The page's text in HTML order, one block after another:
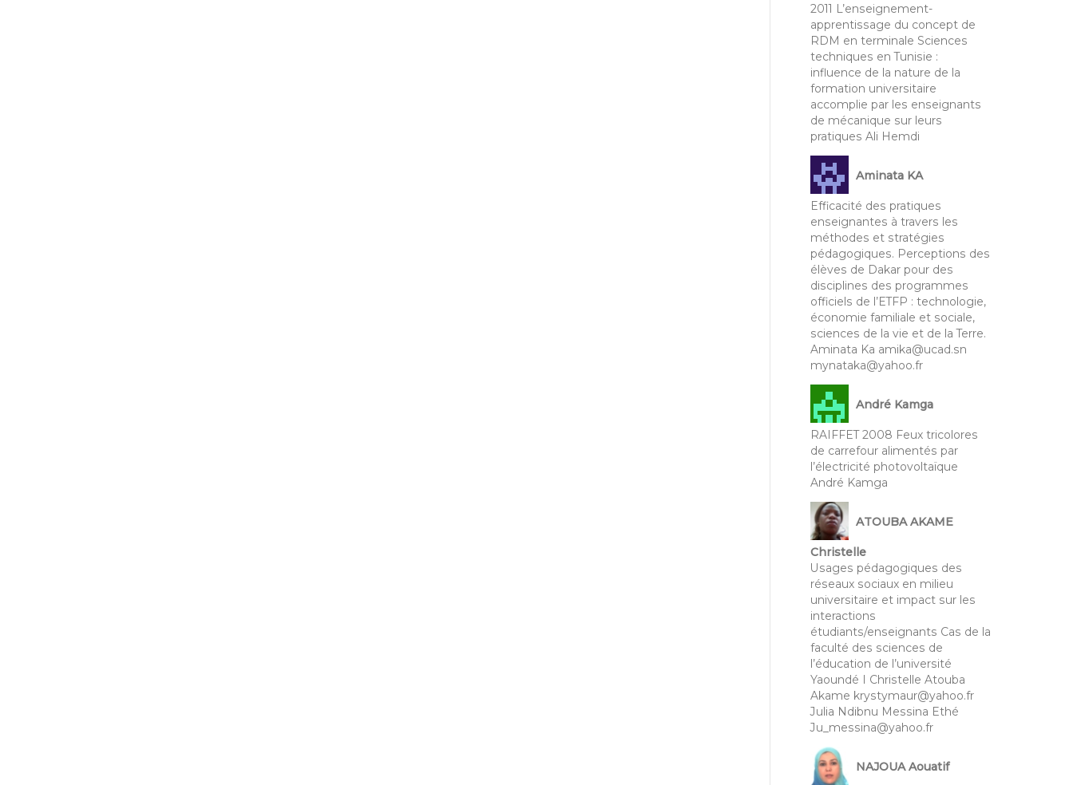
2011 L’enseignement-
apprentissage du concept de
RDM en terminale Sciences
techniques en Tunisie :
influence de la nature de la
formation universitaire
accomplie par les enseignants
de mécanique sur leurs
pratiques Ali Hemdi
Aminata KA
Efficacité des pratiques
enseignantes à travers les
méthodes et stratégies
pédagogiques. Perceptions des
élèves de Dakar pour des
disciplines des programmes
officiels de l’ETFP : technologie,
économie familiale et sociale,
sciences de la vie et de la Terre.
Aminata Ka amika@ucad.sn
mynataka@yahoo.fr
André Kamga
RAIFFET 2008 Feux tricolores
de carrefour alimentés par
l’électricité photovoltaïque
André Kamga
ATOUBA AKAME
Christelle
Usages pédagogiques des
réseaux sociaux en milieu
universitaire et impact sur les
interactions
étudiants/enseignants Cas de la
faculté des sciences de
l’éducation de l’université
Yaoundé I Christelle Atouba
Akame krystymaur@yahoo.fr
Julia Ndibnu Messina Ethé
Ju_messina@yahoo.fr
NAJOUA Aouatif